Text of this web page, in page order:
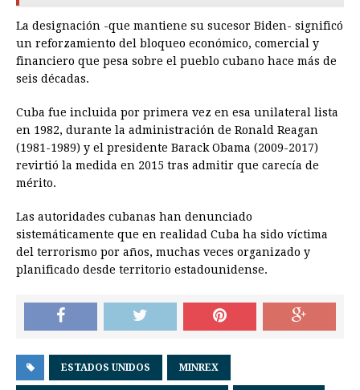
La designación -que mantiene su sucesor Biden- significó
un reforzamiento del bloqueo económico, comercial y
financiero que pesa sobre el pueblo cubano hace más de
seis décadas.
Cuba fue incluida por primera vez en esa unilateral lista
en 1982, durante la administración de Ronald Reagan
(1981-1989) y el presidente Barack Obama (2009-2017)
revirtió la medida en 2015 tras admitir que carecía de
mérito.
Las autoridades cubanas han denunciado
sistemáticamente que en realidad Cuba ha sido víctima
del terrorismo por años, muchas veces organizado y
planificado desde territorio estadounidense.
ESTADOS UNIDOS MINREX